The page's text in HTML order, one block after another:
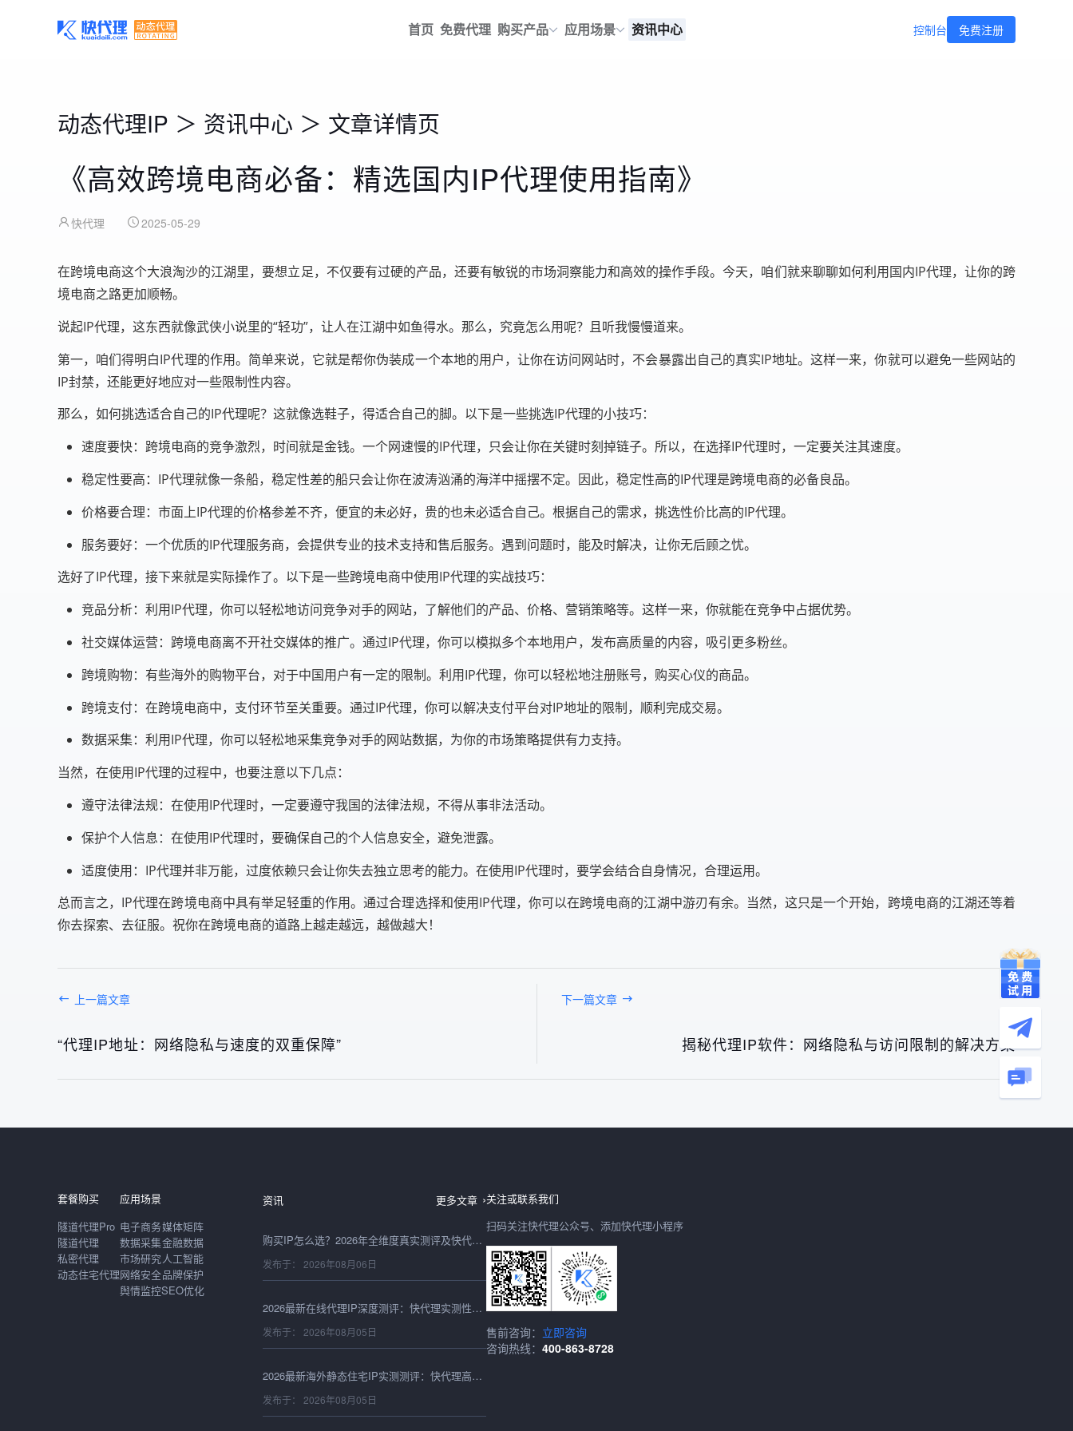
首页 免费代理 购买产品 应用场景 资讯中心 控制台 免费注册
动态代理IP ＞ 资讯中心 ＞ 文章详情页
《高效跨境电商必备：精选国内IP代理使用指南》
快代理 2025-05-29
在跨境电商这个大浪淘沙的江湖里，要想立足，不仅要有过硬的产品，还要有敏锐的市场洞察能力和高效的操作手段。今天，咱们就来聊聊如何利用国内IP代理，让你的跨
境电商之路更加顺畅。
说起IP代理，这东西就像武侠小说里的“轻功”，让人在江湖中如鱼得水。那么，究竟怎么用呢？且听我慢慢道来。
第一，咱们得明白IP代理的作用。简单来说，它就是帮你伪装成一个本地的用户，让你在访问网站时，不会暴露出自己的真实IP地址。这样一来，你就可以避免一些网站的
IP封禁，还能更好地应对一些限制性内容。
那么，如何挑选适合自己的IP代理呢？这就像选鞋子，得适合自己的脚。以下是一些挑选IP代理的小技巧：
速度要快：跨境电商的竞争激烈，时间就是金钱。一个网速慢的IP代理，只会让你在关键时刻掉链子。所以，在选择IP代理时，一定要关注其速度。
稳定性要高：IP代理就像一条船，稳定性差的船只会让你在波涛汹涌的海洋中摇摆不定。因此，稳定性高的IP代理是跨境电商的必备良品。
价格要合理：市面上IP代理的价格参差不齐，便宜的未必好，贵的也未必适合自己。根据自己的需求，挑选性价比高的IP代理。
服务要好：一个优质的IP代理服务商，会提供专业的技术支持和售后服务。遇到问题时，能及时解决，让你无后顾之忧。
选好了IP代理，接下来就是实际操作了。以下是一些跨境电商中使用IP代理的实战技巧：
竞品分析：利用IP代理，你可以轻松地访问竞争对手的网站，了解他们的产品、价格、营销策略等。这样一来，你就能在竞争中占据优势。
社交媒体运营：跨境电商离不开社交媒体的推广。通过IP代理，你可以模拟多个本地用户，发布高质量的内容，吸引更多粉丝。
跨境购物：有些海外的购物平台，对于中国用户有一定的限制。利用IP代理，你可以轻松地注册账号，购买心仪的商品。
跨境支付：在跨境电商中，支付环节至关重要。通过IP代理，你可以解决支付平台对IP地址的限制，顺利完成交易。
数据采集：利用IP代理，你可以轻松地采集竞争对手的网站数据，为你的市场策略提供有力支持。
当然，在使用IP代理的过程中，也要注意以下几点：
遵守法律法规：在使用IP代理时，一定要遵守我国的法律法规，不得从事非法活动。
保护个人信息：在使用IP代理时，要确保自己的个人信息安全，避免泄露。
适度使用：IP代理并非万能，过度依赖只会让你失去独立思考的能力。在使用IP代理时，要学会结合自身情况，合理运用。
总而言之，IP代理在跨境电商中具有举足轻重的作用。通过合理选择和使用IP代理，你可以在跨境电商的江湖中游刃有余。当然，这只是一个开始，跨境电商的江湖还等着
你去探索、去征服。祝你在跨境电商的道路上越走越远，越做越大！
上一篇文章
“代理IP地址：网络隐私与速度的双重保障”
下一篇文章
揭秘代理IP软件：网络隐私与访问限制的解决方案
套餐购买
隧道代理Pro
隧道代理
私密代理
动态住宅代理
应用场景
电子商务
数据采集
市场研究
网络安全
舆情监控
媒体矩阵
金融数据
人工智能
品牌保护
SEO优化
资讯 更多文章 关注或联系我们
扫码关注快代理公众号、添加快代理小程序
售前咨询： 立即咨询
咨询热线： 400-863-8728